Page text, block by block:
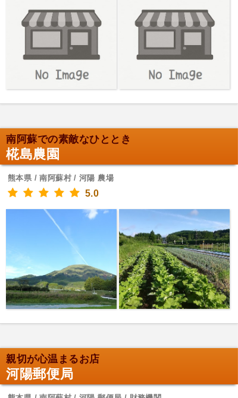
南阿蘇での素敵なひととき
椛島農園
熊本県 / 南阿蘇村 / 河陽 農場
5.0
親切が心温まるお店
河陽郵便局